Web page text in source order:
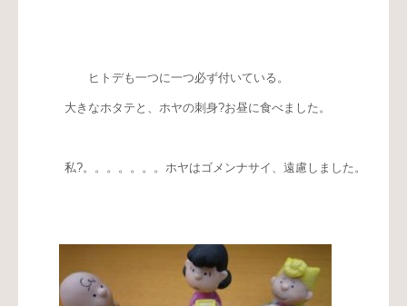
ヒトデも一つに一つ必ず付いている。
大きなホタテと、ホヤの刺身?お昼に食べました。
私?。。。。。。。ホヤはゴメンナサイ、遠慮しました。